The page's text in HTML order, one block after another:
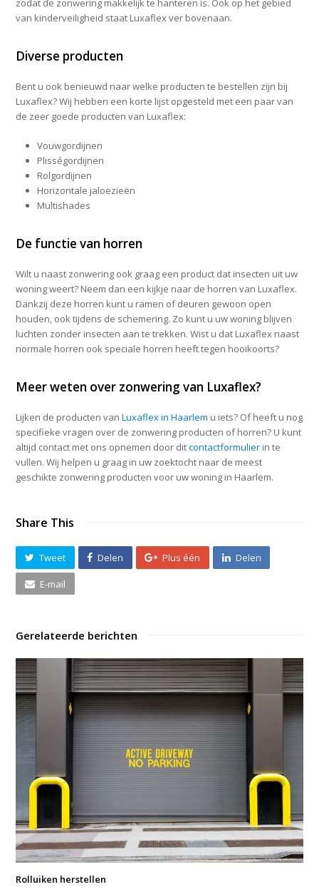
zodat de zonwering makkelijk te hanteren is. Ook op het gebied
van kinderveiligheid staat Luxaflex ver bovenaan.
Diverse producten
Bent u ook benieuwd naar welke producten te bestellen zijn bij
Luxaflex? Wij hebben een korte lijst opgesteld met een paar van
de zeer goede producten van Luxaflex:
Vouwgordijnen
Plisségordijnen
Rolgordijnen
Horizontale jaloezieën
Multishades
De functie van horren
Wilt u naast zonwering ook graag een product dat insecten uit uw
woning weert? Neem dan een kijkje naar de horren van Luxaflex.
Dankzij deze horren kunt u ramen of deuren gewoon open
houden, ook tijdens de schemering. Zo kunt u uw woning blijven
luchten zonder insecten aan te trekken. Wist u dat Luxaflex naast
normale horren ook speciale horren heeft tegen hooikoorts?
Meer weten over zonwering van Luxaflex?
Lijken de producten vanLuxaflex in Haarlem u iets? Of heeft u nog
specifieke vragen over de zonwering producten of horren? U kunt
altijd contact met ons opnemen door ditcontactformulier in te
vullen. Wij helpen u graag in uw zoektocht naar de meest
geschikte zonwering producten voor uw woning in Haarlem.
Share This
Tweet Delen Plus één Delen
E-mail
Gerelateerde berichten
Rolluiken herstellen